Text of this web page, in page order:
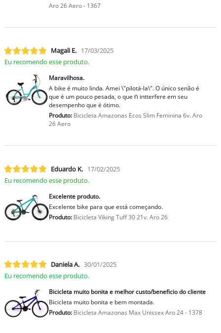
Aro 26 Aero - 1367
Magali E. 17/03/2025
Eu recomendo esse produto.
Maravilhosa.
A bike é muito linda. Amei \"pilotá-la\". O único senão é
que é um pouco pesada, o que n̈ intterfere em seu
desempenho que é ótimo.
Produto:Bicicleta Amazonas Ecos Slim Feminina 6v. Aro
26 Aero
Eduardo K. 17/02/2025
Eu recomendo esse produto.
Excelente produto.
Excelente bike para que está começando.
Produto:Bicicleta Viking Tuff 30 21v. Aro 26
Daniela A. 30/01/2025
Eu recomendo esse produto.
Bicicleta muito bonita e melhor custo/beneficio do cliente
Bicicleta muito bonita e bem montada.
Produto:Bicicleta Amazonas Max Unissex Aro 24 - 1378